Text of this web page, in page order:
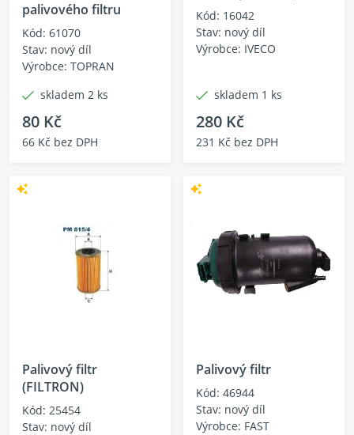
palivového filtru
Kód: 61070
Stav: nový díl
Výrobce: TOPRAN
skladem 2 ks
80 Kč
66 Kč bez DPH
Kód: 16042
Stav: nový díl
Výrobce: IVECO
skladem 1 ks
280 Kč
231 Kč bez DPH
Palivový filtr
(FILTRON)
Kód: 25454
Stav: nový díl
Palivový filtr
Kód: 46944
Stav: nový díl
Výrobce: FAST